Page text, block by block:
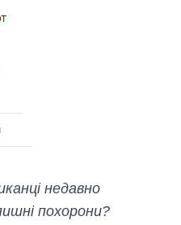
недавно
похорони?